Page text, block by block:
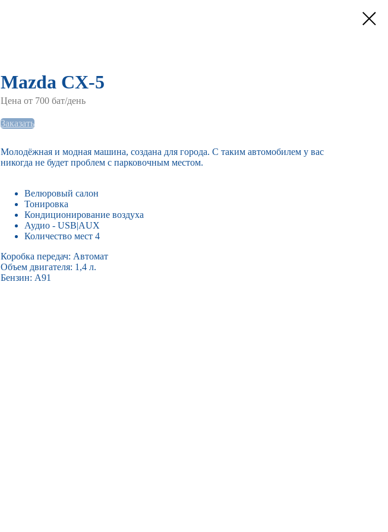
Mazda CX-5
Цена от 700 бат/день
Заказать
Молодёжная и модная машина, создана для города. С таким автомобилем у вас
никогда не будет проблем с парковочным местом.
Велюровый салон
Тонировка
Кондиционирование воздуха
Аудио - USB|AUX
Количество мест 4
Коробка передач: Автомат
Объем двигателя: 1,4 л.
Бензин: А91